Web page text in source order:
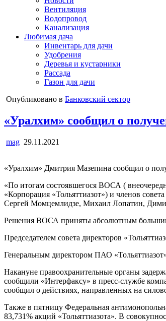
Вентиляция
Водопровод
Канализация
Любимая дача
Инвентарь для дачи
Удобрения
Деревья и кустарники
Рассада
Газон для дачи
Опубликовано в Банковский сектор
«Уралхим» сообщил о
mag 29.11.2021
«Уралхим» Дмитрия Мазепина сообщил о
«По итогам состоявшегося ВОСА (
«Корпорация «Тольяттиазот») и членов
Сергей Момцемлидзе, Михаил Лопатин,
Решения ВОСА приняты абсолютным
Председателем совета директоров
Генеральным директором ПАО
Накануне правоохранительные органы
сообщили «Интерфаксу» в пресс-службе
сообщил о действиях, направленных на
Также в пятницу Федеральная
83,731% акций «Тольяттиазота». В